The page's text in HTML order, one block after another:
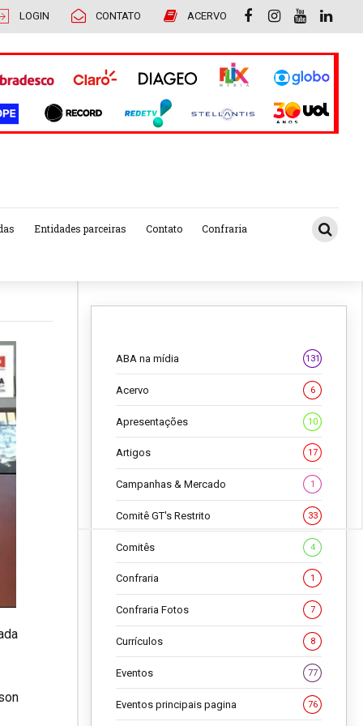
LOGIN CONTATO ACERVO
Entidades parceiras Contato Confraria
ABA na mídia 131
Acervo 6
Apresentações 10
Artigos 17
Campanhas & Mercado 1
Comitê GT's Restrito 33
Comitês 4
Confraria 1
Confraria Fotos 7
Currículos 8
Eventos 77
Eventos principais pagina 76